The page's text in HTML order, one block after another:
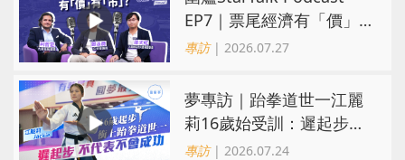
EP7｜票尾經濟有「價」
有「市」？「短期流量」
專訪| 2026.07.27
夢專訪｜跆拳道世一江麗
莉16歲始受訓：遲起步不
代表不會成功
專訪| 2026.07.24